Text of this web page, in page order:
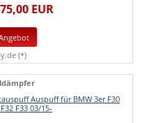
EUR
(*)